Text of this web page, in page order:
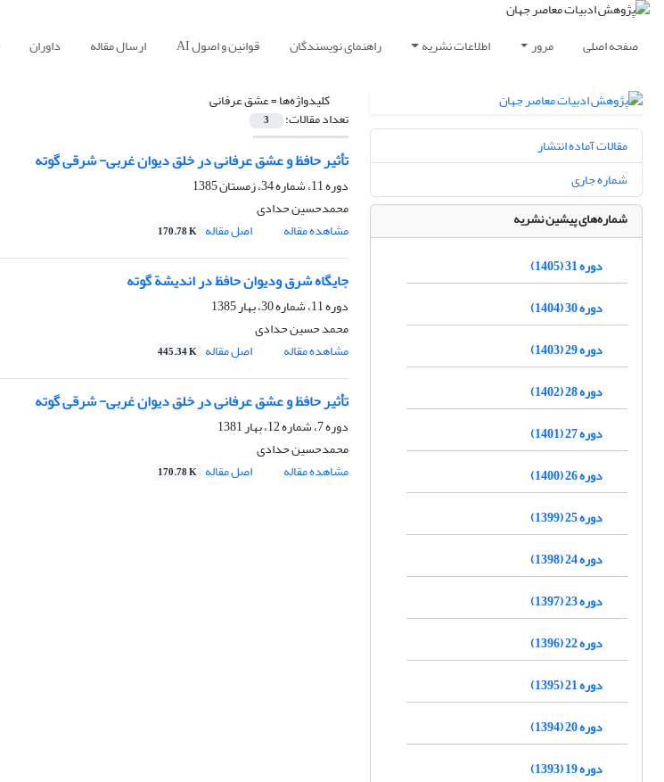
صفحه اصلی مرور اطلاعات نشریه راهنمای نویسندگان قوانین و اصول AI ارسال مقاله داوران
کلیدواژه‌ها =عشق عرفانی
تعداد مقالات: 3
تأثیر حافظ و عشق عرفانی در خلق دیوان غربی- شرقی گوته
دوره 11، شماره 34، زمستان 1385
محمدحسین حدادی
مشاهده مقاله
اصل مقاله 170.78 K
جایگاه شرق ودیوان حافظ در اندیشة گوته
دوره 11، شماره 30، بهار 1385
محمد حسین حدادی
مشاهده مقاله
اصل مقاله 445.34 K
تأثیر حافظ و عشق عرفانی در خلق دیوان غربی- شرقی گوته
دوره 7، شماره 12، بهار 1381
محمدحسین حدادی
مشاهده مقاله
اصل مقاله 170.78 K
مقالات آماده انتشار
شماره جاری
شماره‌های پیشین نشریه
دوره 31 (1405)
دوره 30 (1404)
دوره 29 (1403)
دوره 28 (1402)
دوره 27 (1401)
دوره 26 (1400)
دوره 25 (1399)
دوره 24 (1398)
دوره 23 (1397)
دوره 22 (1396)
دوره 21 (1395)
دوره 20 (1394)
دوره 19 (1393)